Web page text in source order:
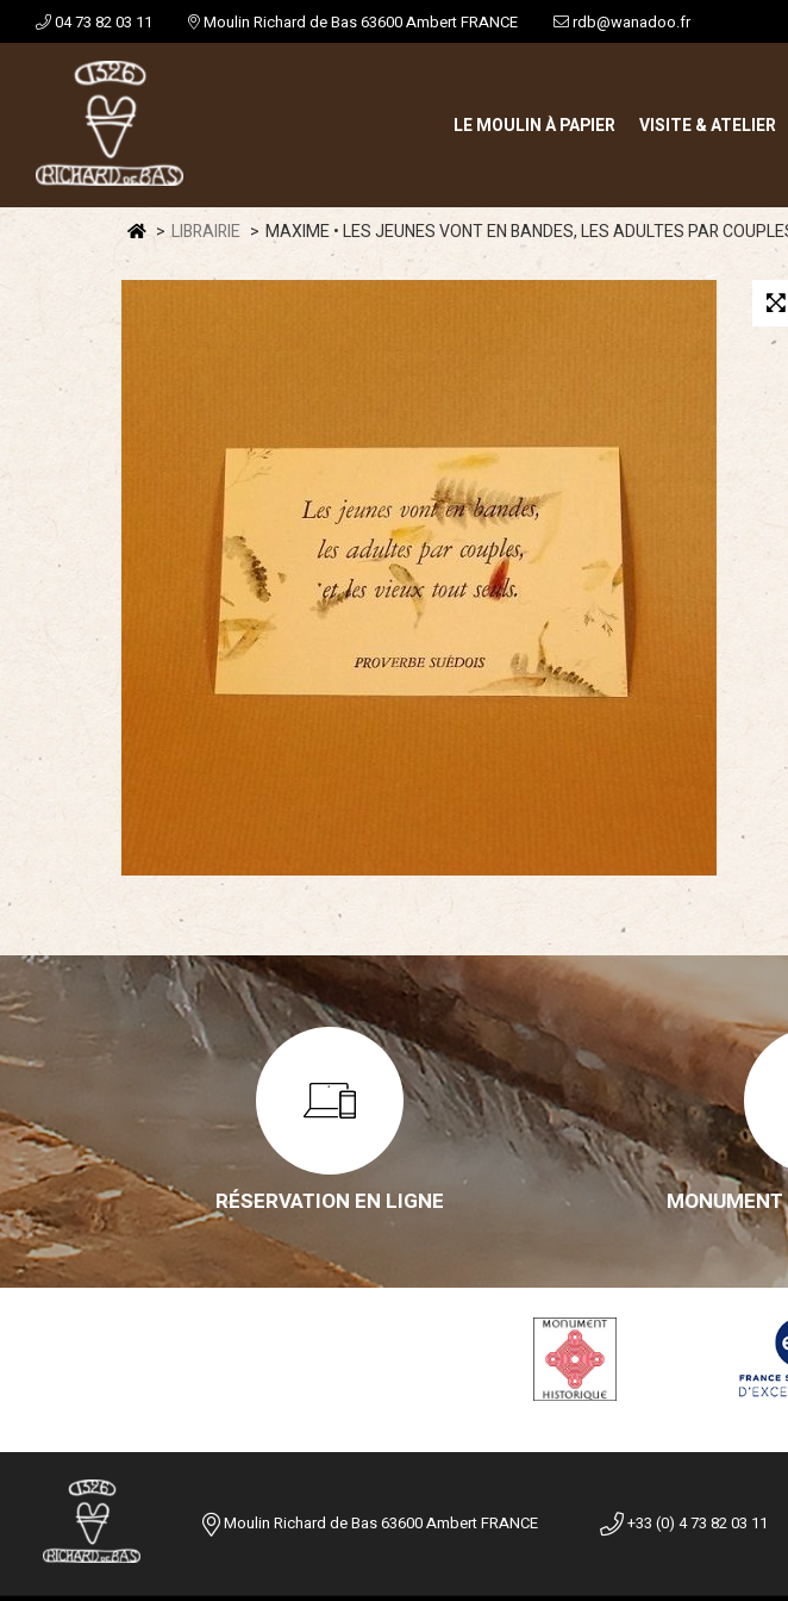
LE MOULIN À PAPIER VISITE & ATELIER
LIBRAIRIE MAXIME • LES JEUNES VONT EN BANDES, LES ADULTES PAR
04 73 82 03 11 Moulin Richard de Bas 63600 Ambert FRANCE rdb@wanadoo.fr
RÉSERVATION EN LIGNE
Moulin Richard de Bas 63600 Ambert FRANCE +33 (0) 4 73 82 03 11